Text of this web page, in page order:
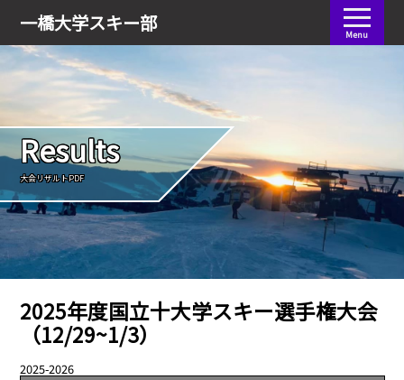
一橋大学スキー部 Menu
会員ログイン
Results
大会リザルトPDF
2025年度国立十大学スキー選手権大会
（12/29~1/3）
2025-2026